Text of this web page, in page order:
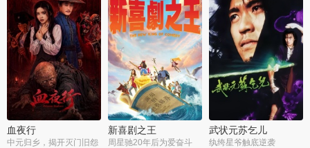
血夜行
中元归乡，揭开灭门旧怨
新喜剧之王
周星驰20年后为爱奋斗
武状元苏乞儿
纨绔星爷触底逆袭